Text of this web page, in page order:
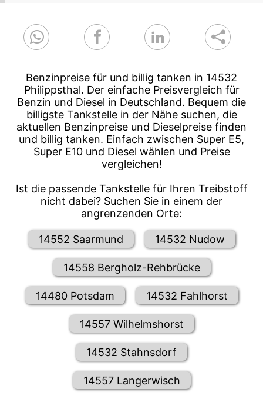
Benzinpreise für und billig tanken in 14532
Philippsthal. Der einfache Preisvergleich für
Benzin und Diesel in Deutschland. Bequem die
billigste Tankstelle in der Nähe suchen, die
aktuellen Benzinpreise und Dieselpreise finden
und billig tanken. Einfach zwischen Super E5,
Super E10 und Diesel wählen und Preise
vergleichen!
Ist die passende Tankstelle für Ihren Treibstoff
nicht dabei? Suchen Sie in einem der
angrenzenden Orte:
14552 Saarmund 14532 Nudow
14558 Bergholz-Rehbrücke
14480 Potsdam 14532 Fahlhorst
14557 Wilhelmshorst
14532 Stahnsdorf
14557 Langerwisch